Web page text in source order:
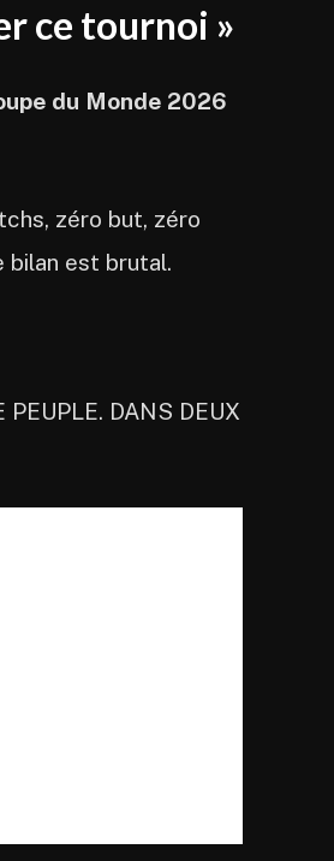
ce tournoi »
du Monde 2026
zéro but, zéro
bilan est brutal.
DANS DEUX